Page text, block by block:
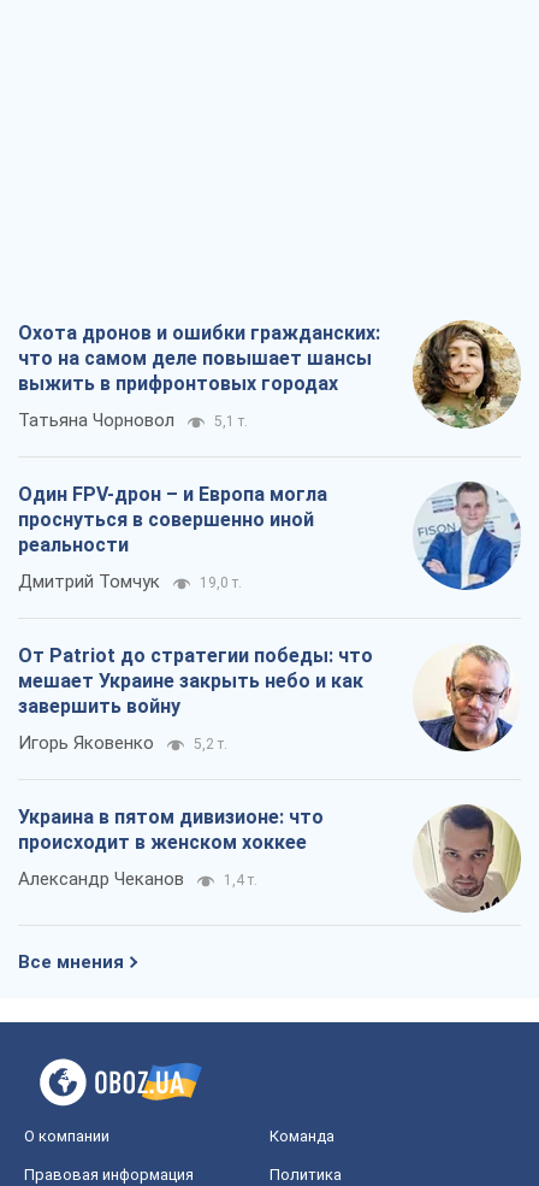
Охота дронов и ошибки гражданских:
что на самом деле повышает шансы
выжить в прифронтовых городах
Татьяна Чорновол 5,1 т.
Один FPV-дрон – и Европа могла
проснуться в совершенно иной
реальности
Дмитрий Томчук 19,0 т.
От Patriot до стратегии победы: что
мешает Украине закрыть небо и как
завершить войну
Игорь Яковенко 5,2 т.
Украина в пятом дивизионе: что
происходит в женском хоккее
Александр Чеканов 1,4 т.
Все мнения
О компании Команда
Правовая информация
Политика